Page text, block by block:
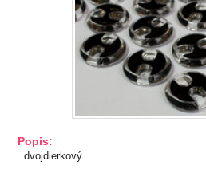
Obchodné podmienky
KATEGÓRIE PRODUKTOV
Popis:
dvojdierkový